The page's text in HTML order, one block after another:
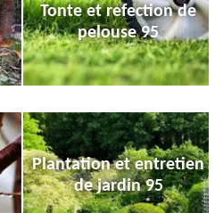
Tonte et refection de
pelouse 95
Plantation et entretien
de jardin 95